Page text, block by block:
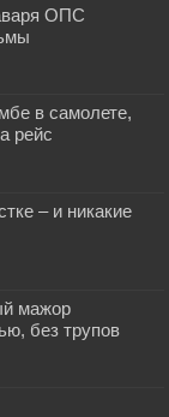
ОПС
в самолете,
рейс
– и никакие
мажор
без трупов